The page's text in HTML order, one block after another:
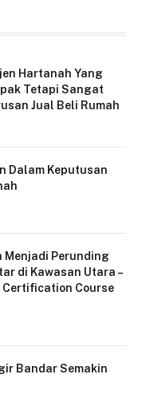
Hartanah Yang
Tetapi Sangat
Jual Beli Rumah
Dalam Keputusan
Menjadi Perunding
di Kawasan Utara –
Course
Bandar Semakin